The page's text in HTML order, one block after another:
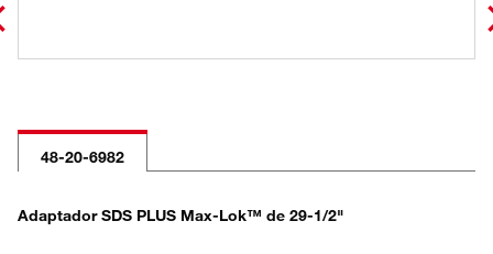
48-20-6982
Adaptador SDS PLUS Max-Lok™ de 29-1/2"